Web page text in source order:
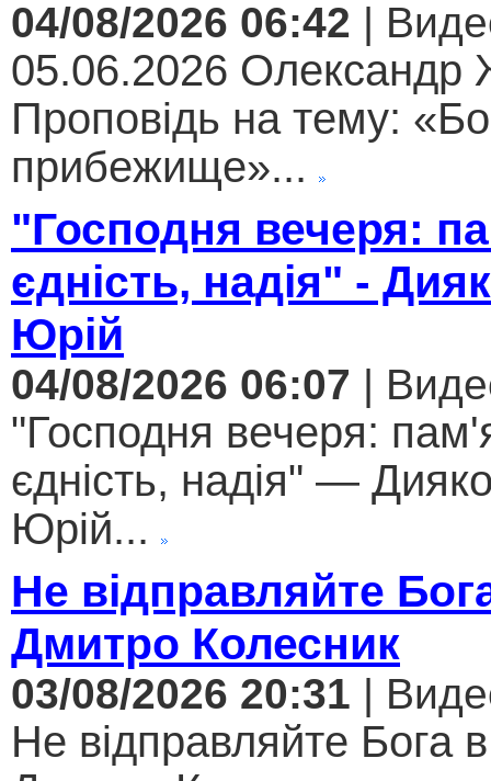
04/08/2026 06:42 |
05.06.2026 Олександр
Проповідь на тему:
прибежище»...
"Господня вечеря:
єдність, надія" -
Юрій
04/08/2026 06:07 |
"Господня вечеря:
єдність, надія" —
Юрій...
Не відправляйте
Дмитро Колесник
03/08/2026 20:31 |
Не відправляйте Бога